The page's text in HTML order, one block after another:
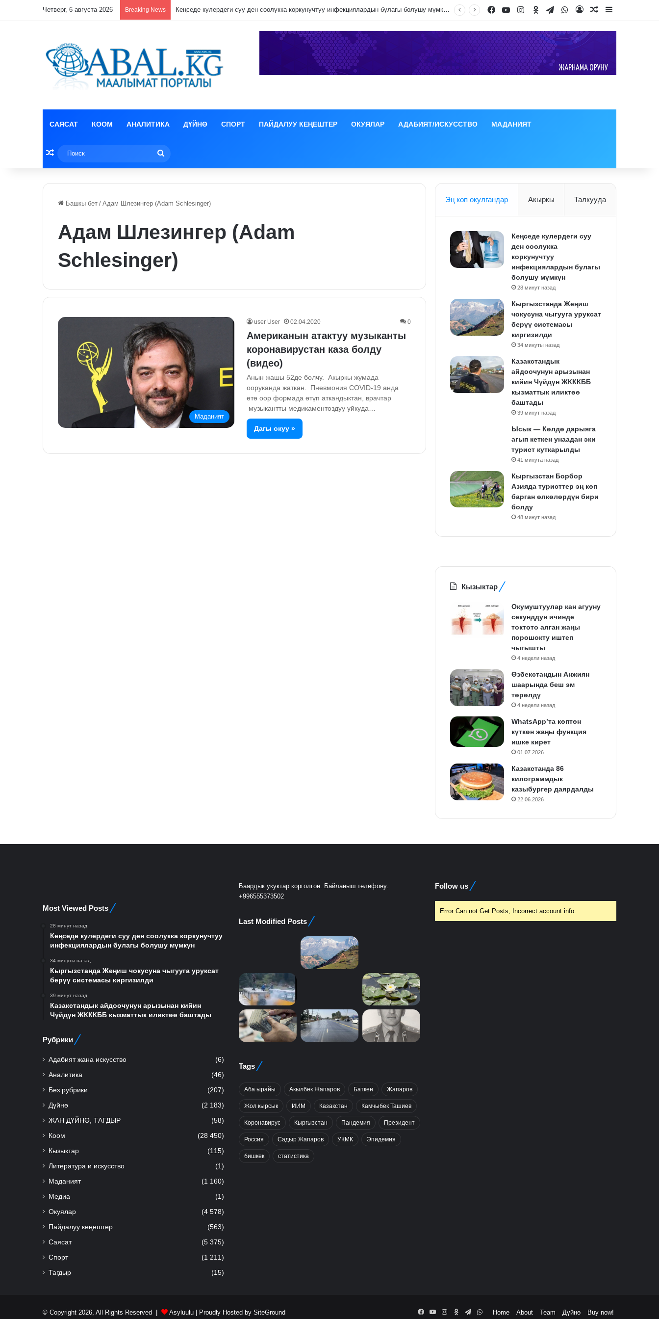
Четверг, 6 августа 2026 Breaking News Кеңседе кулердеги суу ден соолукка коркунучтуу инфекциялардын булагы болушу мүмкүн FacebookYouTubeInstagram
Odnoklassniki
TelegramWhatsApp
Log InRandom Article
САЯСАТ КООМ АНАЛИТИКА ДҮЙНӨ СПОРТ ПАЙДАЛУУ КЕҢЕШТЕР ОКУЯЛАР АДАБИЯТ/ИСКУССТВО МАДАНИЯТ
Random Article
Башкы бет / Адам Шлезингер (Adam Schlesinger)
Адам Шлезингер (Adam
Schlesinger)
Маданият
user User 02.04.2020 0
Американын атактуу музыканты
коронавирустан каза болду
(видео)
Анын жашы 52де болчу. Акыркы жумада
ооруканда жаткан. Пневмония COVID-19 анда
өтө оор формада өтүп аткандыктан, врачтар
музыкантты медикаментоздуу уйкуда…
Дагы окуу »
Эң көп окулгандар Акыркы Талкууда
Кеңседе кулердеги суу
ден соолукка
коркунучтуу
инфекциялардын булагы
болушу мүмкүн
28 минут назад
Кыргызстанда Жеңиш
чокусуна чыгууга уруксат
берүү системасы
киргизилди
34 минуты назад
Казакстандык
айдоочунун арызынан
кийин Чүйдүн ЖКККББ
кызматтык иликтөө
баштады
39 минут назад
Ысык — Көлдө дарыяга
агып кеткен унаадан эки
турист куткарылды
41 минута назад
Кыргызстан Борбор
Азияда туристтер эң көп
барган өлкөлөрдүн бири
болду
48 минут назад
Кызыктар
Окумуштуулар кан агууну
секунддун ичинде
токтото алган жаңы
порошокту иштеп
чыгышты
4 недели назад
Өзбекстандын Анжиян
шаарында беш эм
төрөлдү
4 недели назад
WhatsApp’та көптөн
күткөн жаңы функция
ишке кирет
01.07.2026
Казакстанда 86
килограммдык
казыбургер даярдалды
22.06.2026
Most Viewed Posts
28 минут назад
Кеңседе кулердеги суу ден соолукка коркунучтуу
инфекциялардын булагы болушу мүмкүн
34 минуты назад
Кыргызстанда Жеңиш чокусуна чыгууга уруксат
берүү системасы киргизилди
39 минут назад
Казакстандык айдоочунун арызынан кийин
Чүйдүн ЖКККББ кызматтык иликтөө баштады
Рубрики
Адабият жана искусство (6)
Аналитика (46)
Без рубрики (207)
Дүйнө (2 183)
ЖАН ДҮЙНӨ, ТАГДЫР (58)
Коом (28 450)
Кызыктар (115)
Литература и искусство (1)
Маданият (1 160)
Медиа (1)
Окуялар (4 578)
Пайдалуу кеңештер (563)
Саясат (5 375)
Спорт (1 211)
Тагдыр (15)
Баардык укуктар корголгон. Байланыш телефону:
+996555373502
Last Modified Posts
Tags
Аба ырайы Акылбек Жапаров Баткен Жапаров
Жол кырсык ИИМ Казакстан Камчыбек Ташиев
Коронавирус Кыргызстан Пандемия Президент
Россия Садыр Жапаров УКМК Эпидемия
бишкек статистика
Follow us
Error Can not Get Posts, Incorrect account info.
© Copyright 2026, All Rights Reserved | Asyluulu | Proudly Hosted by SiteGround Home About Team Дүйнө Buy now!
Facebook
YouTubeInstagram
Odnoklassniki
Telegram
WhatsApp